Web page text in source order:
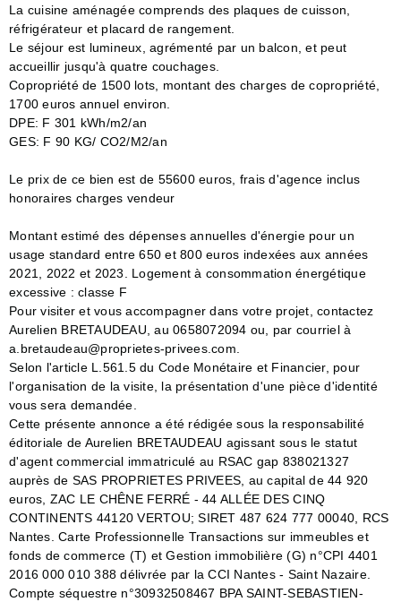
La cuisine aménagée comprends des plaques de cuisson,
réfrigérateur et placard de rangement.
Le séjour est lumineux, agrémenté par un balcon, et peut
accueillir jusqu'à quatre couchages.
Copropriété de 1500 lots, montant des charges de copropriété,
1700 euros annuel environ.
DPE: F 301 kWh/m2/an
GES: F 90 KG/ CO2/M2/an
Le prix de ce bien est de 55600 euros, frais d'agence inclus
honoraires charges vendeur
Montant estimé des dépenses annuelles d'énergie pour un
usage standard entre 650 et 800 euros indexées aux années
2021, 2022 et 2023. Logement à consommation énergétique
excessive : classe F
Pour visiter et vous accompagner dans votre projet, contactez
Aurelien BRETAUDEAU, au 0658072094 ou, par courriel à
a.bretaudeau@proprietes-privees.com.
Selon l'article L.561.5 du Code Monétaire et Financier, pour
l'organisation de la visite, la présentation d'une pièce d'identité
vous sera demandée.
Cette présente annonce a été rédigée sous la responsabilité
éditoriale de Aurelien BRETAUDEAU agissant sous le statut
d'agent commercial immatriculé au RSAC gap 838021327
auprès de SAS PROPRIETES PRIVEES, au capital de 44 920
euros, ZAC LE CHÊNE FERRÉ - 44 ALLÉE DES CINQ
CONTINENTS 44120 VERTOU; SIRET 487 624 777 00040, RCS
Nantes. Carte Professionnelle Transactions sur immeubles et
fonds de commerce (T) et Gestion immobilière (G) n°CPI 4401
2016 000 010 388 délivrée par la CCI Nantes - Saint Nazaire.
Compte séquestre n°30932508467 BPA SAINT-SEBASTIEN-